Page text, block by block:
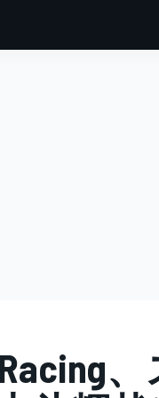
Racing